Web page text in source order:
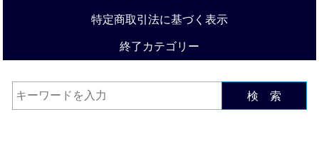
特定商取引法に基づく表示
終了カテゴリー
検 索